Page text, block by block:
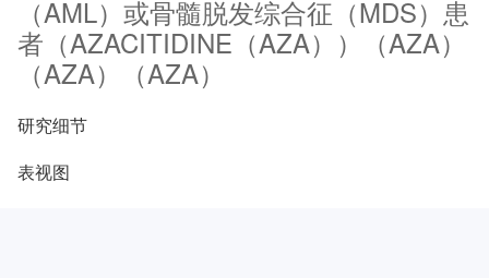
（AML）或骨髓脱发综合征（MDS）患
者（AZACITIDINE（AZA））（AZA）
（AZA）（AZA）
研究细节
表视图